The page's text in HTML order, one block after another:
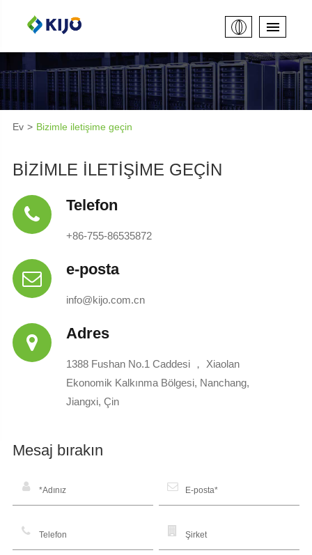
Ev Bizimle iletişime geçin
BIZIMLE ILETIŞIME GEÇIN
Telefon
+86-755-86535872
e-posta
info@kijo.com.cn
Adres
1388 Fushan No.1 Caddesi ， Xiaolan
Ekonomik Kalkınma Bölgesi, Nanchang,
Jiangxi, Çin
Mesaj bırakın